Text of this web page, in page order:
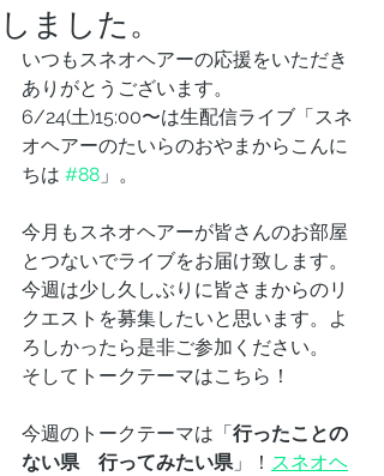
しました。
いつもスネオヘアーの応援をいただき
ありがとうございます。
6/24(土)15:00〜は生配信ライブ「スネ
オヘアーのたいらのおやまからこんに
ちは #88 」。
今月もスネオヘアーが皆さんのお部屋
とつないでライブをお届け致します。
今週は少し久しぶりに皆さまからのリ
クエストを募集したいと思います。よ
ろしかったら是非ご参加ください。
そしてトークテーマはこちら！
今週のトークテーマは「行ったことの
ない県　行ってみたい県」！ スネオヘ